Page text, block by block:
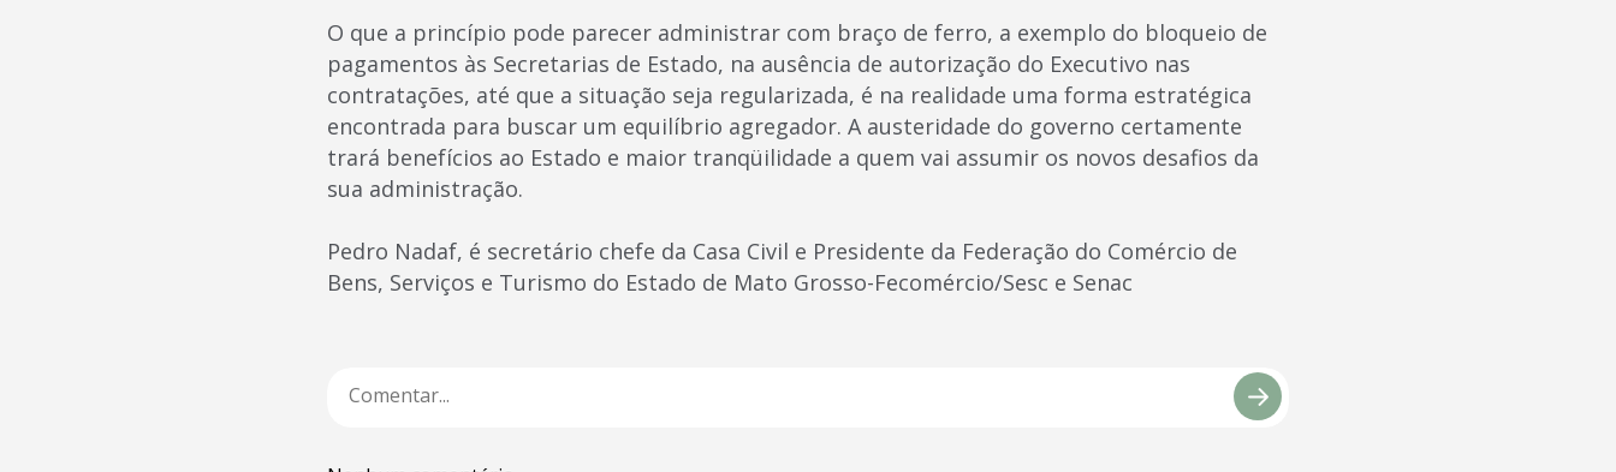
O que a princípio pode parecer administrar com braço de ferro, a exemplo do bloqueio de
pagamentos às Secretarias de Estado, na ausência de autorização do Executivo nas
contratações, até que a situação seja regularizada, é na realidade uma forma estratégica
encontrada para buscar um equilíbrio agregador. A austeridade do governo certamente
trará benefícios ao Estado e maior tranqüilidade a quem vai assumir os novos desafios da
sua administração.
Pedro Nadaf, é secretário chefe da Casa Civil e Presidente da Federação do Comércio de
Bens, Serviços e Turismo do Estado de Mato Grosso-Fecomércio/Sesc e Senac